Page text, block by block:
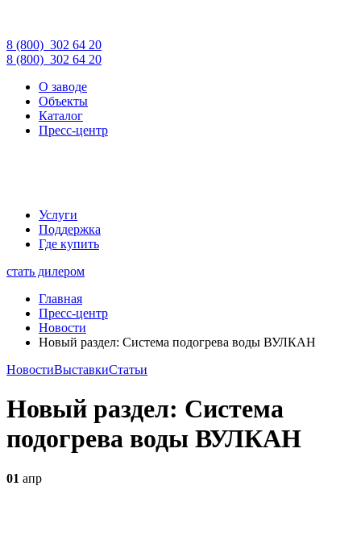
8 (800) 302 64 20
8 (800) 302 64 20
О заводе
Объекты
Каталог
Пресс-центр
Услуги
Поддержка
Где купить
стать дилером
Главная
Пресс-центр
Новости
Новый раздел: Система подогрева воды ВУЛКАН
НовостиВыставкиСтатьи
Новый раздел: Система
подогрева воды ВУЛКАН
01 апр